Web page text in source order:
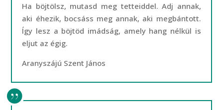
Ha böjtölsz, mutasd meg tetteiddel. Adj annak,
aki éhezik, bocsáss meg annak, aki megbántott.
Így lesz a böjtöd imádság, amely hang nélkül is
eljut az égig.
Aranyszájú Szent János